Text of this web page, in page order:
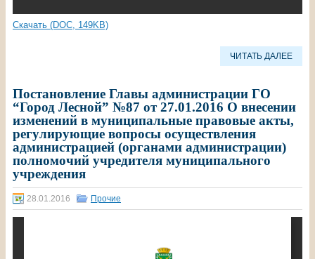
Скачать (DOC, 149KB)
ЧИТАТЬ ДАЛЕЕ
Постановление Главы администрации ГО
“Город Лесной” №87 от 27.01.2016 О внесении
изменений в муниципальные правовые акты,
регулирующие вопросы осуществления
администрацией (органами администрации)
полномочий учредителя муниципального
учреждения
28.01.2016 Прочие